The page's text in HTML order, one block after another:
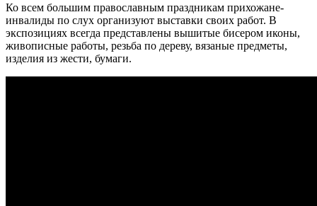
Ко всем большим православным праздникам прихожане-
инвалиды по слух организуют выставки своих работ. В
экспозициях всегда представлены вышитые бисером иконы,
живописные работы, резьба по дереву, вязаные предметы,
изделия из жести, бумаги.